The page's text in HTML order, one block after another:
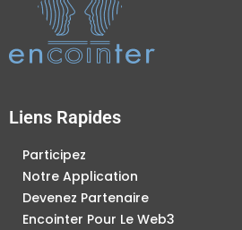
Liens Rapides
Participez
Notre Application
Devenez Partenaire
Encointer Pour Le Web3